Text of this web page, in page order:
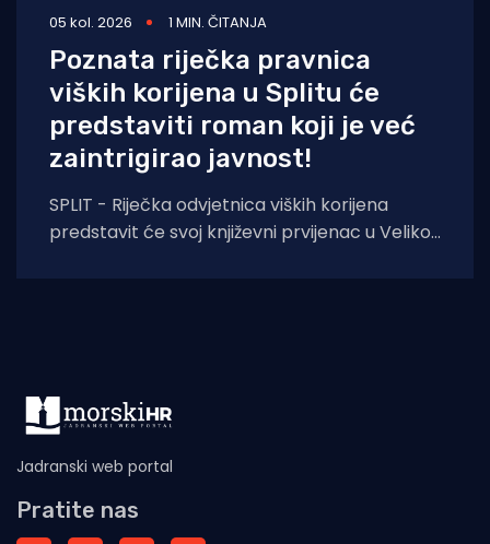
05 kol. 2026 1 MIN. ČITANJA
Poznata riječka pravnica
viških korijena u Splitu će
predstaviti roman koji je već
zaintrigirao javnost!
SPLIT - Riječka odvjetnica viških korijena
predstavit će svoj književni prvijenac u Velikoj
Jadranski web portal
Pratite nas